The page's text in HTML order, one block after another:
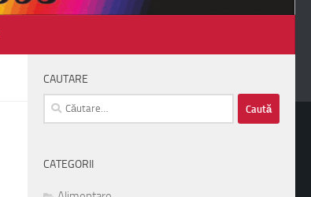
CAUTARE
Caută
după:
CATEGORII